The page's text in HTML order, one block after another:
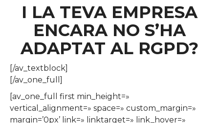
I LA TEVA EMPRESA
ENCARA NO S’HA
ADAPTAT AL RGPD?
[/av_textblock]
[/av_one_full]
[av_one_full first min_height=»
vertical_alignment=» space=» custom_margin=»
margin=’0px’ link=» linktarget=» link_hover=»